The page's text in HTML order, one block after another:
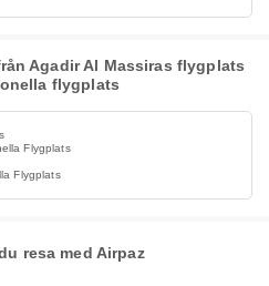
Agadir Al Massiras flygplats
flygplats
Flygplats
Flygplats
resa med Airpaz